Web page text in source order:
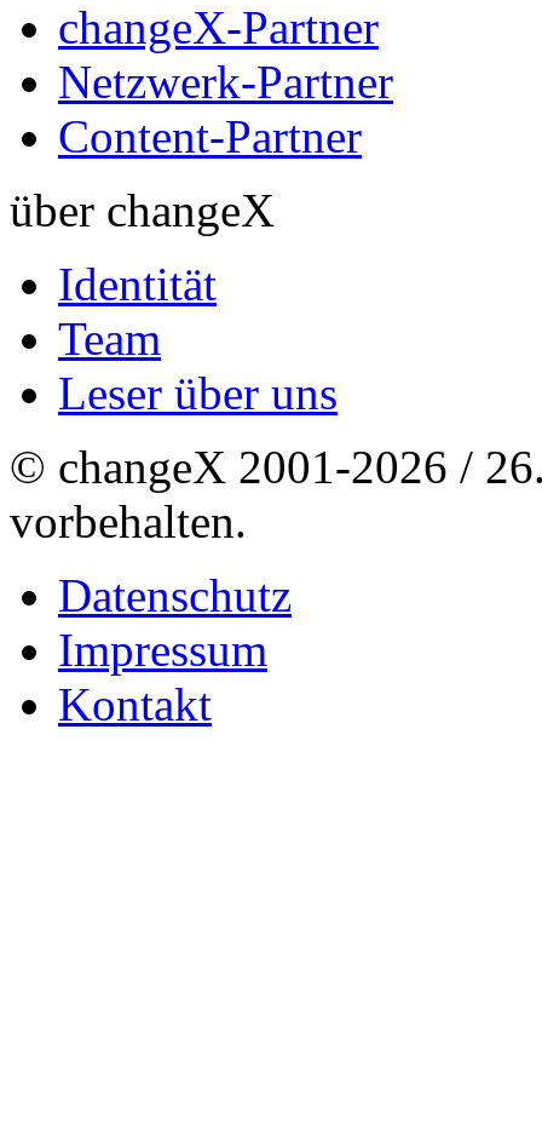
changeX-Partner
Netzwerk-Partner
Content-Partner
über changeX
Identität
Team
Leser über uns
© changeX 2001-2026 /
vorbehalten.
Datenschutz
Impressum
Kontakt